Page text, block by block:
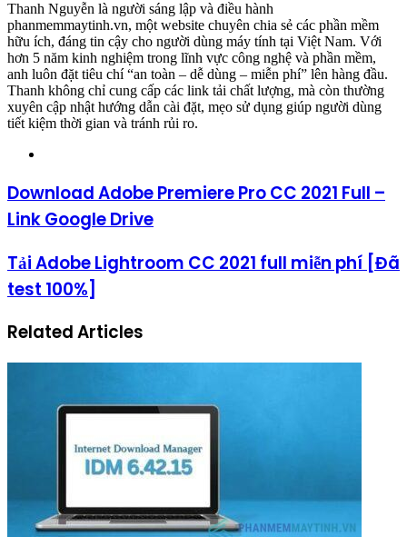
Thanh Nguyễn là người sáng lập và điều hành
phanmemmaytinh.vn, một website chuyên chia sẻ các phần mềm
hữu ích, đáng tin cậy cho người dùng máy tính tại Việt Nam. Với
hơn 5 năm kinh nghiệm trong lĩnh vực công nghệ và phần mềm,
anh luôn đặt tiêu chí “an toàn – dễ dùng – miễn phí” lên hàng đầu.
Thanh không chỉ cung cấp các link tải chất lượng, mà còn thường
xuyên cập nhật hướng dẫn cài đặt, mẹo sử dụng giúp người dùng
tiết kiệm thời gian và tránh rủi ro.
Download Adobe Premiere Pro CC 2021 Full –
Link Google Drive
Tải Adobe Lightroom CC 2021 full miễn phí [Đã
test 100%]
Related Articles